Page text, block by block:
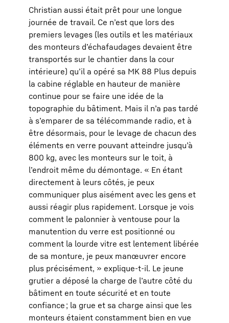
Christian aussi était prêt pour une longue
journée de travail. Ce n’est que lors des
premiers levages (les outils et les matériaux
des monteurs d’échafaudages devaient être
transportés sur le chantier dans la cour
intérieure) qu’il a opéré sa MK 88 Plus depuis
la cabine réglable en hauteur de manière
continue pour se faire une idée de la
topographie du bâtiment. Mais il n’a pas tardé
à s’emparer de sa télécommande radio, et à
être désormais, pour le levage de chacun des
éléments en verre pouvant atteindre jusqu’à
800 kg, avec les monteurs sur le toit, à
l’endroit même du démontage. « En étant
directement à leurs côtés, je peux
communiquer plus aisément avec les gens et
aussi réagir plus rapidement. Lorsque je vois
comment le palonnier à ventouse pour la
manutention du verre est positionné ou
comment la lourde vitre est lentement libérée
de sa monture, je peux manœuvrer encore
plus précisément, » explique-t-il. Le jeune
grutier a déposé la charge de l’autre côté du
bâtiment en toute sécurité et en toute
confiance ; la grue et sa charge ainsi que les
monteurs étaient constamment bien en vue